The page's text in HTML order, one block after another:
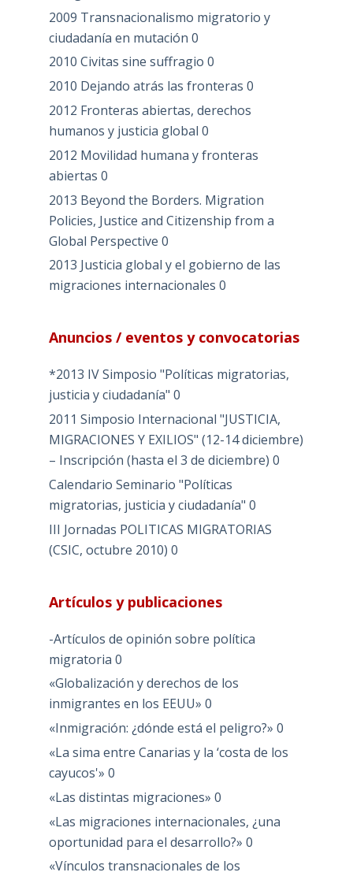
2009 Transnacionalismo migratorio y
ciudadanía en mutación 0
2010 Civitas sine suffragio 0
2010 Dejando atrás las fronteras 0
2012 Fronteras abiertas, derechos
humanos y justicia global 0
2012 Movilidad humana y fronteras
abiertas 0
2013 Beyond the Borders. Migration
Policies, Justice and Citizenship from a
Global Perspective 0
2013 Justicia global y el gobierno de las
migraciones internacionales 0
Anuncios / eventos y convocatorias
*2013 IV Simposio "Políticas migratorias,
justicia y ciudadanía" 0
2011 Simposio Internacional "JUSTICIA,
MIGRACIONES Y EXILIOS" (12-14 diciembre)
– Inscripción (hasta el 3 de diciembre) 0
Calendario Seminario "Políticas
migratorias, justicia y ciudadanía" 0
III Jornadas POLITICAS MIGRATORIAS
(CSIC, octubre 2010) 0
Artículos y publicaciones
-Artículos de opinión sobre política
migratoria 0
«Globalización y derechos de los
inmigrantes en los EEUU» 0
«Inmigración: ¿dónde está el peligro?» 0
«La sima entre Canarias y la ‘costa de los
cayucos'» 0
«Las distintas migraciones» 0
«Las migraciones internacionales, ¿una
oportunidad para el desarrollo?» 0
«Vínculos transnacionales de los